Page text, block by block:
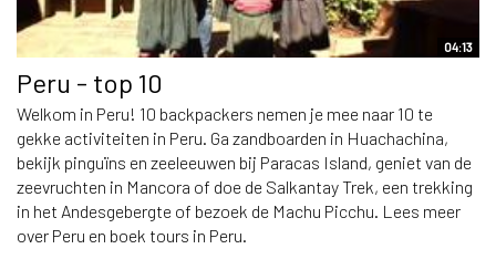
04:13
Peru - top 10
Welkom in Peru! 10 backpackers nemen je mee naar 10 te
gekke activiteiten in Peru. Ga zandboarden in Huachachina,
bekijk pinguïns en zeeleeuwen bij Paracas Island, geniet van de
zeevruchten in Mancora of doe de Salkantay Trek, een trekking
in het Andesgebergte of bezoek de Machu Picchu. Lees meer
over Peru en boek tours in Peru.